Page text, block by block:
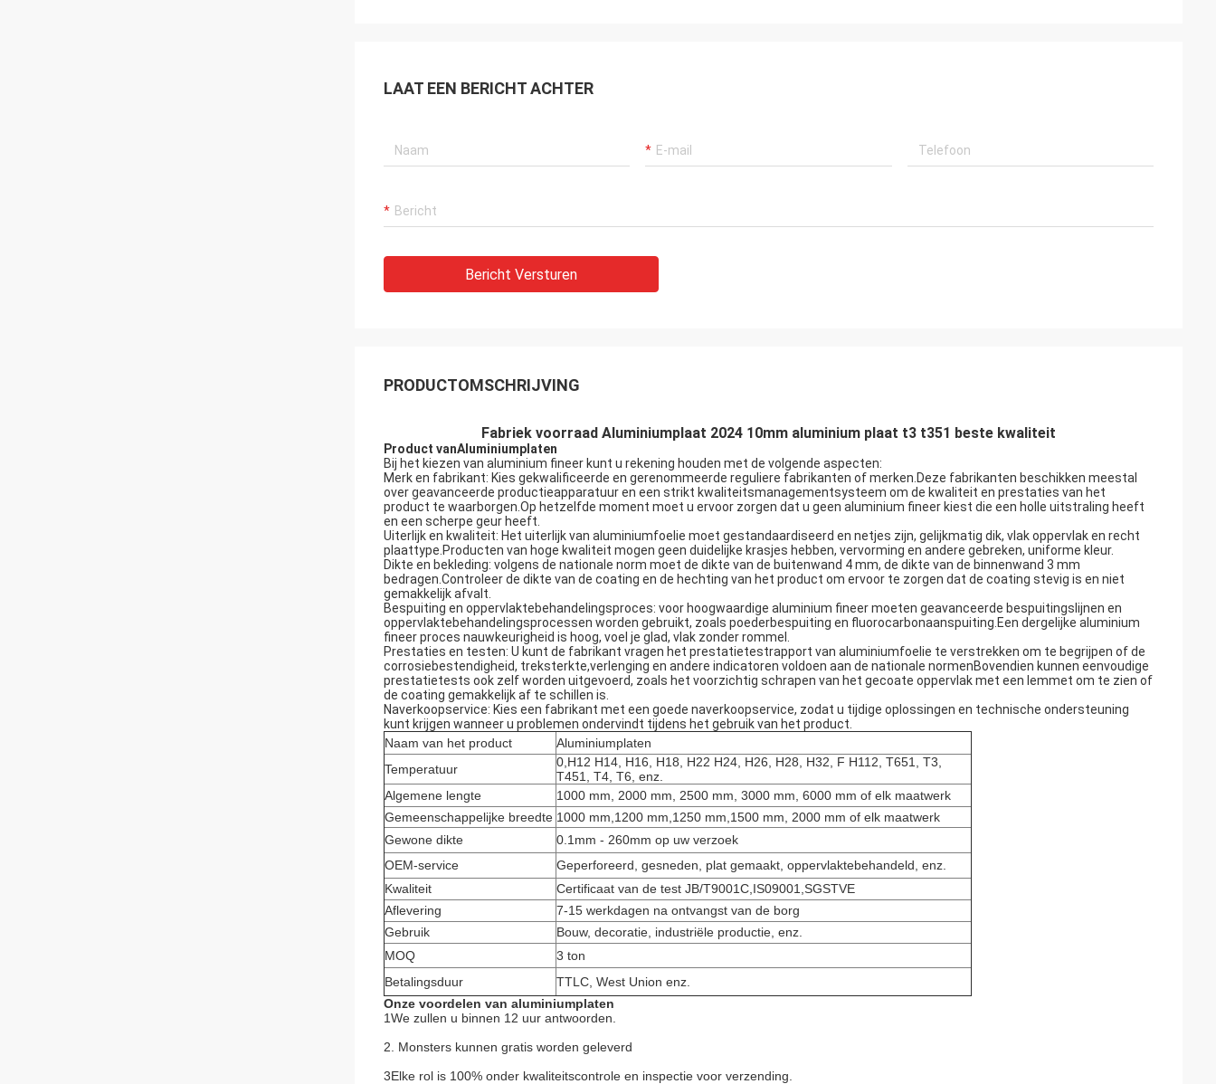
LAAT EEN BERICHT ACHTER
Bericht Versturen
PRODUCTOMSCHRIJVING
Fabriek voorraad Aluminiumplaat 2024 10mm aluminium plaat t3 t351 beste kwaliteit
Product vanAluminiumplaten
Bij het kiezen van aluminium fineer kunt u rekening houden met de volgende aspecten:
Merk en fabrikant: Kies gekwalificeerde en gerenommeerde reguliere fabrikanten of merken.Deze fabrikanten beschikken meestal
over geavanceerde productieapparatuur en een strikt kwaliteitsmanagementsysteem om de kwaliteit en prestaties van het
product te waarborgen.Op hetzelfde moment moet u ervoor zorgen dat u geen aluminium fineer kiest die een holle uitstraling heeft
en een scherpe geur heeft.
Uiterlijk en kwaliteit: Het uiterlijk van aluminiumfoelie moet gestandaardiseerd en netjes zijn, gelijkmatig dik, vlak oppervlak en recht
plaattype.Producten van hoge kwaliteit mogen geen duidelijke krasjes hebben, vervorming en andere gebreken, uniforme kleur.
Dikte en bekleding: volgens de nationale norm moet de dikte van de buitenwand 4 mm, de dikte van de binnenwand 3 mm
bedragen.Controleer de dikte van de coating en de hechting van het product om ervoor te zorgen dat de coating stevig is en niet
gemakkelijk afvalt.
Bespuiting en oppervlaktebehandelingsproces: voor hoogwaardige aluminium fineer moeten geavanceerde bespuitingslijnen en
oppervlaktebehandelingsprocessen worden gebruikt, zoals poederbespuiting en fluorocarbonaanspuiting.Een dergelijke aluminium
fineer proces nauwkeurigheid is hoog, voel je glad, vlak zonder rommel.
Prestaties en testen: U kunt de fabrikant vragen het prestatietestrapport van aluminiumfoelie te verstrekken om te begrijpen of de
corrosiebestendigheid, treksterkte,verlenging en andere indicatoren voldoen aan de nationale normenBovendien kunnen eenvoudige
prestatietests ook zelf worden uitgevoerd, zoals het voorzichtig schrapen van het gecoate oppervlak met een lemmet om te zien of
de coating gemakkelijk af te schillen is.
Naverkoopservice: Kies een fabrikant met een goede naverkoopservice, zodat u tijdige oplossingen en technische ondersteuning
kunt krijgen wanneer u problemen ondervindt tijdens het gebruik van het product.
Naam van het product
Aluminiumplaten
Temperatuur
0,H12 H14, H16, H18, H22 H24, H26, H28, H32, F H112, T651, T3,
T451, T4, T6, enz.
Algemene lengte
1000 mm, 2000 mm, 2500 mm, 3000 mm, 6000 mm of elk maatwerk
Gemeenschappelijke breedte 1000 mm,1200 mm,1250 mm,1500 mm, 2000 mm of elk maatwerk
Gewone dikte
0.1mm - 260mm op uw verzoek
OEM-service
Geperforeerd, gesneden, plat gemaakt, oppervlaktebehandeld, enz.
Kwaliteit
Certificaat van de test JB/T9001C,IS09001,SGSTVE
Aflevering
7-15 werkdagen na ontvangst van de borg
Gebruik
Bouw, decoratie, industriële productie, enz.
MOQ
3 ton
Betalingsduur
TTLC, West Union enz.
Onze voordelen van aluminiumplaten
1We zullen u binnen 12 uur antwoorden.
2. Monsters kunnen gratis worden geleverd
3Elke rol is 100% onder kwaliteitscontrole en inspectie voor verzending.